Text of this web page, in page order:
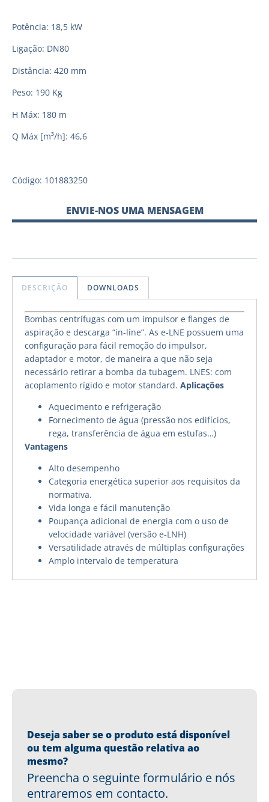
Potência: 18,5 kW
Ligação: DN80
Distância: 420 mm
Peso: 190 Kg
H Máx: 180 m
Q Máx [m³/h]: 46,6
Código: 101883250
ENVIE-NOS UMA MENSAGEM
DESCRIÇÃO DOWNLOADS
Bombas centrífugas com um impulsor e flanges de
aspiração e descarga “in-line”. As e-LNE possuem uma
configuração para fácil remoção do impulsor,
adaptador e motor, de maneira a que não seja
necessário retirar a bomba da tubagem. LNES: com
acoplamento rígido e motor standard. Aplicações
Aquecimento e refrigeração
Fornecimento de água (pressão nos edifícios,
rega, transferência de água em estufas…)
Vantagens
Alto desempenho
Categoria energética superior aos requisitos da
normativa.
Vida longa e fácil manutenção
Poupança adicional de energia com o uso de
velocidade variável (versão e-LNH)
Versatilidade através de múltiplas configurações
Amplo intervalo de temperatura
Deseja saber se o produto está disponível
ou tem alguma questão relativa ao
mesmo?
Preencha o seguinte formulário e nós
entraremos em contacto.